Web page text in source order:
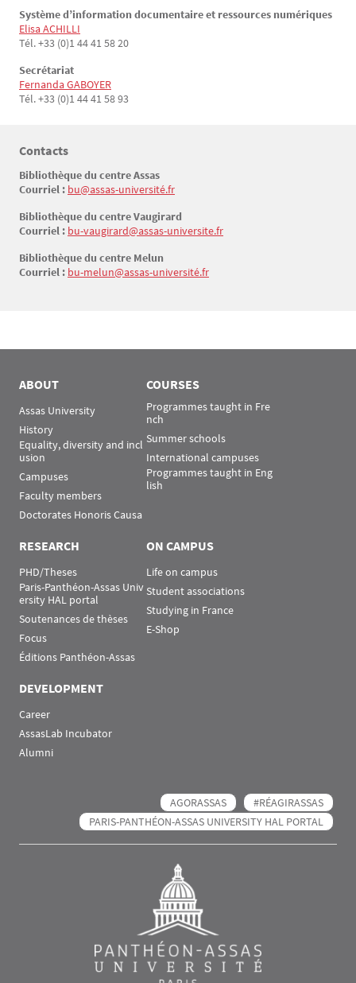
Système d’information documentaire et ressources numériques
Elisa ACHILLI
Tél. +33 (0)1 44 41 58 20
Secrétariat
Fernanda GABOYER
Tél. +33 (0)1 44 41 58 93
Texte
Contacts
Bibliothèque du centre Assas
Courriel : bu@assas-université.fr
Bibliothèque du centre Vaugirard
Courriel : bu-vaugirard@assas-universite.fr
Bibliothèque du centre Melun
Courriel : bu-melun@assas-université.fr
ABOUT
Assas University
History
Equality, diversity and incl
usion
Campuses
Faculty members
Doctorates Honoris Causa
COURSES
Programmes taught in Fre
nch
Summer schools
International campuses
Programmes taught in Eng
lish
RESEARCH
PHD/Theses
Paris-Panthéon-Assas Univ
ersity HAL portal
Soutenances de thèses
Focus
Éditions Panthéon-Assas
ON CAMPUS
Life on campus
Student associations
Studying in France
E-Shop
DEVELOPMENT
Career
AssasLab Incubator
Alumni
AGORASSAS
#RÉAGIRASSAS
PARIS-PANTHÉON-ASSAS UNIVERSITY HAL PORTAL